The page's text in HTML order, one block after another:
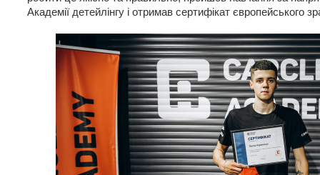
Академії детейлінгу і отримав сертифікат європейського